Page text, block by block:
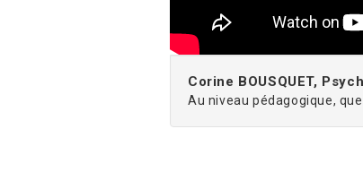
Corine BOUSQUET,
Au niveau pédagogique,